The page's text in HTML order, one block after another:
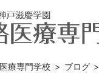
療専門学校 > ブログ >